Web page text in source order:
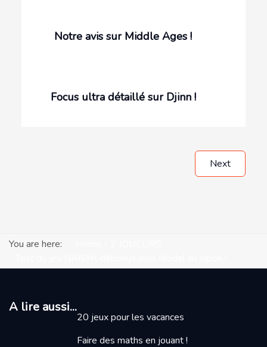
Notre avis sur Middle Ages !
Focus ultra détaillé sur Djinn !
Next
You are here:
A lire aussi...
20 jeux pour les vacances
Faire des maths en jouant!